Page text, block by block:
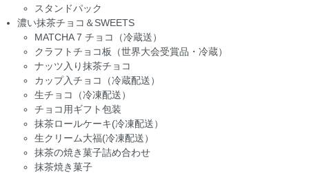
スタンドパック
濃い抹茶チョコ＆SWEETS
MATCHA 7 チョコ（冷蔵送）
クラフトチョコ板（世界大会受賞品・冷蔵）
ナッツ入り抹茶チョコ
カップ入チョコ（冷蔵配送）
生チョコ（冷凍配送）
チョコ用ギフト包装
抹茶ロールケーキ(冷凍配送）
生クリーム大福(冷凍配送）
抹茶の焼き菓子詰め合わせ
抹茶焼き菓子